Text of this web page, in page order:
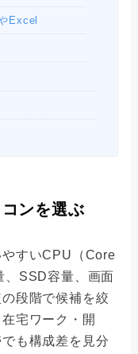
Excel
ンを選ぶ
すいCPU（Core
、SSD容量、画面
段階で候補を絞
宅ワーク・開
も構成差を見分